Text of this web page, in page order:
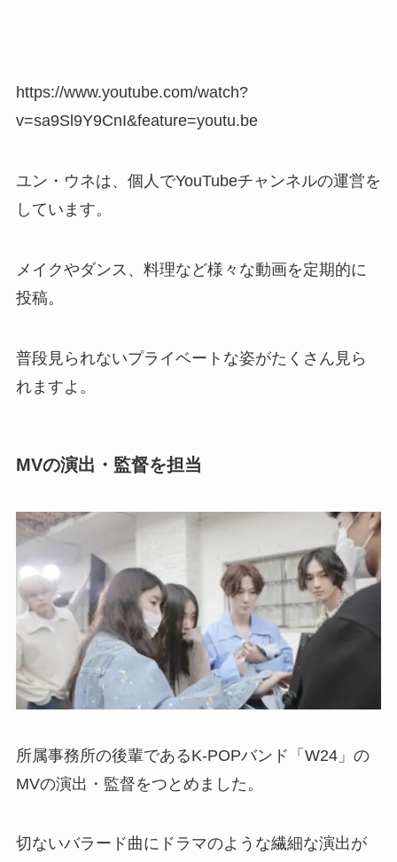
https://www.youtube.com/watch?
v=sa9Sl9Y9CnI&feature=youtu.be
ユン・ウネは、個人でYouTubeチャンネルの運営を
しています。
メイクやダンス、料理など様々な動画を定期的に
投稿。
普段見られないプライベートな姿がたくさん見ら
れますよ。
MVの演出・監督を担当
所属事務所の後輩であるK-POPバンド「W24」の
MVの演出・監督をつとめました。
切ないバラード曲にドラマのような繊細な演出が